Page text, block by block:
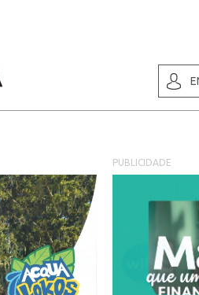
PUBLICIDADE